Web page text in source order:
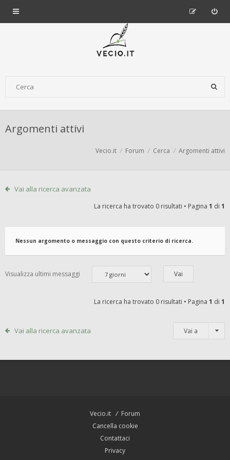
Argomenti attivi
Vecio.it Forum Cerca Argomenti attivi
Vai alla ricerca avanzata
La ricerca ha trovato 0 risultati • Pagina 1 di 1
Nessun argomento o messaggio con questo criterio di ricerca.
Visualizza ultimi messaggi
La ricerca ha trovato 0 risultati • Pagina 1 di 1
Vai alla ricerca avanzata Vai a
Vecio.it
Forum
Cancella cookie
Contattaci
Privacy